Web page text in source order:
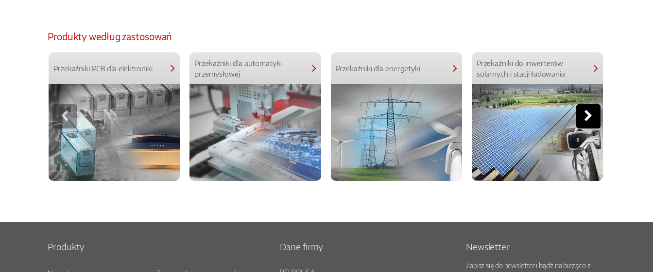
Produkty według zastosowań
Przekaźniki PCB dla elektroniki
Przekaźniki dla automatyki
przemysłowej
Przekaźniki dla energetyki
Przekaźniki do inwerterów
solarnych i stacji ładowania
Produkty Dane firmy Newsletter
Zapisz się do newsletter i bądź na bieżąco z